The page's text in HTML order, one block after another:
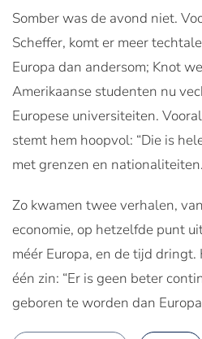
Somber was de avond niet.
Scheffer, komt er meer
Europa dan andersom; Knot
Amerikaanse studenten nu
Europese universiteiten.
stemt hem hoopvol: “Die is
met grenzen en
Zo kwamen twee verhalen,
economie, op hetzelfde punt
méér Europa, en de tijd
één zin: “Er is geen beter
geboren te worden dan